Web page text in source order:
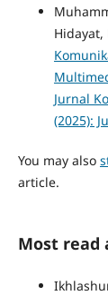
Hidayat,
Jurnal
(2025):
You may also
article.
Most read